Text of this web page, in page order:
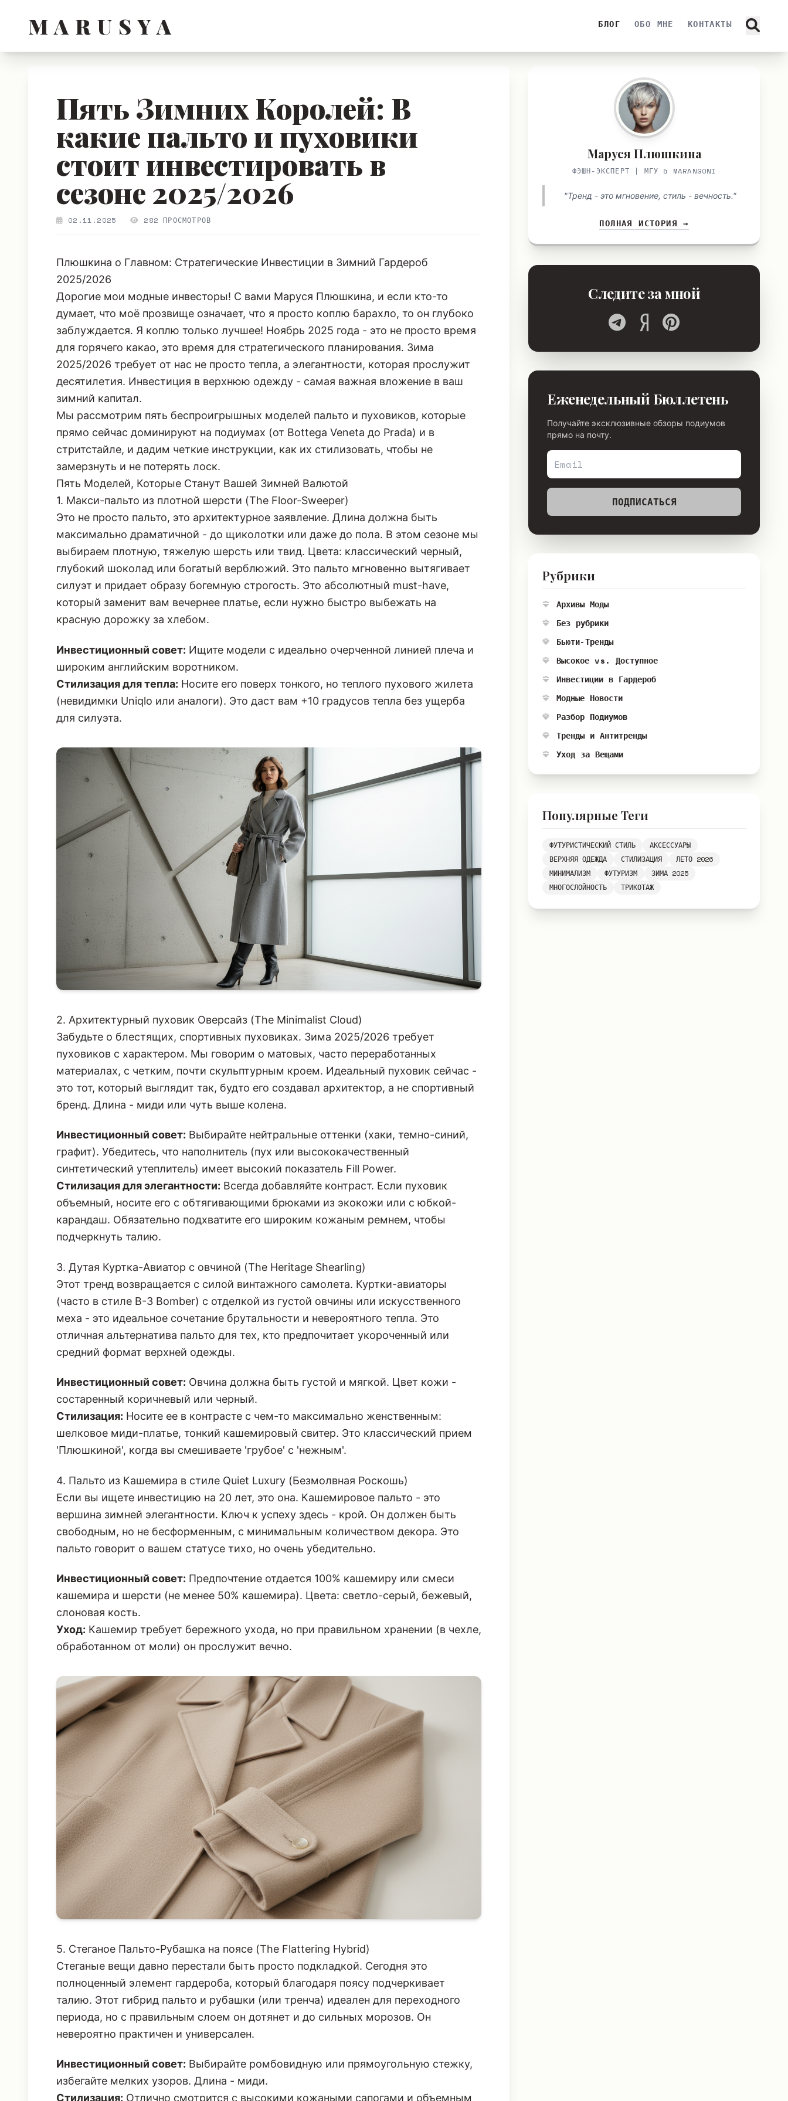
M A R U S Y A БЛОГ ОБО МНЕ КОНТАКТЫ
Пять Зимних Королей: В
какие пальто и пуховики
стоит инвестировать в
сезоне 2025/2026
02.11.2025 282 ПРОСМОТРОВ
Плюшкина о Главном: Стратегические Инвестиции в Зимний Гардероб
2025/2026
Дорогие мои модные инвесторы! С вами Маруся Плюшкина, и если кто-то
думает, что моё прозвище означает, что я просто коплю барахло, то он глубоко
заблуждается. Я коплю только лучшее! Ноябрь 2025 года - это не просто время
для горячего какао, это время для стратегического планирования. Зима
2025/2026 требует от нас не просто тепла, а элегантности, которая прослужит
десятилетия. Инвестиция в верхнюю одежду - самая важная вложение в ваш
зимний капитал.
Мы рассмотрим пять беспроигрышных моделей пальто и пуховиков, которые
прямо сейчас доминируют на подиумах (от Bottega Veneta до Prada) и в
стритстайле, и дадим четкие инструкции, как их стилизовать, чтобы не
замерзнуть и не потерять лоск.
Пять Моделей, Которые Станут Вашей Зимней Валютой
1. Макси-пальто из плотной шерсти (The Floor-Sweeper)
Это не просто пальто, это архитектурное заявление. Длина должна быть
максимально драматичной - до щиколотки или даже до пола. В этом сезоне мы
выбираем плотную, тяжелую шерсть или твид. Цвета: классический черный,
глубокий шоколад или богатый верблюжий. Это пальто мгновенно вытягивает
силуэт и придает образу богемную строгость. Это абсолютный must-have,
который заменит вам вечернее платье, если нужно быстро выбежать на
красную дорожку за хлебом.
Инвестиционный совет: Ищите модели с идеально очерченной линией плеча и
широким английским воротником.
Стилизация для тепла: Носите его поверх тонкого, но теплого пухового жилета
(невидимки Uniqlo или аналоги). Это даст вам +10 градусов тепла без ущерба
для силуэта.
2. Архитектурный пуховик Оверсайз (The Minimalist Cloud)
Забудьте о блестящих, спортивных пуховиках. Зима 2025/2026 требует
пуховиков с характером. Мы говорим о матовых, часто переработанных
материалах, с четким, почти скульптурным кроем. Идеальный пуховик сейчас -
это тот, который выглядит так, будто его создавал архитектор, а не спортивный
бренд. Длина - миди или чуть выше колена.
Инвестиционный совет: Выбирайте нейтральные оттенки (хаки, темно-синий,
графит). Убедитесь, что наполнитель (пух или высококачественный
синтетический утеплитель) имеет высокий показатель Fill Power.
Стилизация для элегантности: Всегда добавляйте контраст. Если пуховик
объемный, носите его с обтягивающими брюками из экокожи или с юбкой-
карандаш. Обязательно подхватите его широким кожаным ремнем, чтобы
подчеркнуть талию.
3. Дутая Куртка-Авиатор с овчиной (The Heritage Shearling)
Этот тренд возвращается с силой винтажного самолета. Куртки-авиаторы
(часто в стиле B-3 Bomber) с отделкой из густой овчины или искусственного
меха - это идеальное сочетание брутальности и невероятного тепла. Это
отличная альтернатива пальто для тех, кто предпочитает укороченный или
средний формат верхней одежды.
Инвестиционный совет: Овчина должна быть густой и мягкой. Цвет кожи -
состаренный коричневый или черный.
Стилизация: Носите ее в контрасте с чем-то максимально женственным:
шелковое миди-платье, тонкий кашемировый свитер. Это классический прием
'Плюшкиной', когда вы смешиваете 'грубое' с 'нежным'.
4. Пальто из Кашемира в стиле Quiet Luxury (Безмолвная Роскошь)
Если вы ищете инвестицию на 20 лет, это она. Кашемировое пальто - это
вершина зимней элегантности. Ключ к успеху здесь - крой. Он должен быть
свободным, но не бесформенным, с минимальным количеством декора. Это
пальто говорит о вашем статусе тихо, но очень убедительно.
Инвестиционный совет: Предпочтение отдается 100% кашемиру или смеси
кашемира и шерсти (не менее 50% кашемира). Цвета: светло-серый, бежевый,
слоновая кость.
Уход: Кашемир требует бережного ухода, но при правильном хранении (в чехле,
обработанном от моли) он прослужит вечно.
5. Стеганое Пальто-Рубашка на поясе (The Flattering Hybrid)
Стеганые вещи давно перестали быть просто подкладкой. Сегодня это
полноценный элемент гардероба, который благодаря поясу подчеркивает
талию. Этот гибрид пальто и рубашки (или тренча) идеален для переходного
периода, но с правильным слоем он дотянет и до сильных морозов. Он
невероятно практичен и универсален.
Инвестиционный совет: Выбирайте ромбовидную или прямоугольную стежку,
избегайте мелких узоров. Длина - миди.
Стилизация: Отлично смотрится с высокими кожаными сапогами и объемным
Маруся Плюшкина
ФЭШН-ЭКСПЕРТ | МГУ & MARANGONI
"Тренд - это мгновение, стиль - вечность."
ПОЛНАЯ ИСТОРИЯ →
Следите за мной
Еженедельный Бюллетень
Получайте эксклюзивные обзоры подиумов
прямо на почту.
ПОДПИСАТЬСЯ
Рубрики
Архивы Моды
Без рубрики
Бьюти-Тренды
Высокое vs. Доступное
Инвестиции в Гардероб
Модные Новости
Разбор Подиумов
Тренды и Антитренды
Уход за Вещами
Популярные Теги
ФУТУРИСТИЧЕСКИЙ СТИЛЬ
АКСЕССУАРЫ
ВЕРХНЯЯ ОДЕЖДА
СТИЛИЗАЦИЯ
ЛЕТО 2026
МИНИМАЛИЗМ
ФУТУРИЗМ
ЗИМА 2025
МНОГОСЛОЙНОСТЬ
ТРИКОТАЖ